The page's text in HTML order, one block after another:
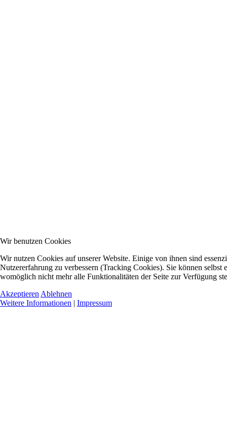
Wir benutzen Cookies
Wir nutzen Cookies auf unserer Website. Einige von ihnen sind
Nutzererfahrung zu verbessern (Tracking Cookies). Sie können
womöglich nicht mehr alle Funktionalitäten der Seite zur Verfügung
Akzeptieren Ablehnen
Weitere Informationen | Impressum